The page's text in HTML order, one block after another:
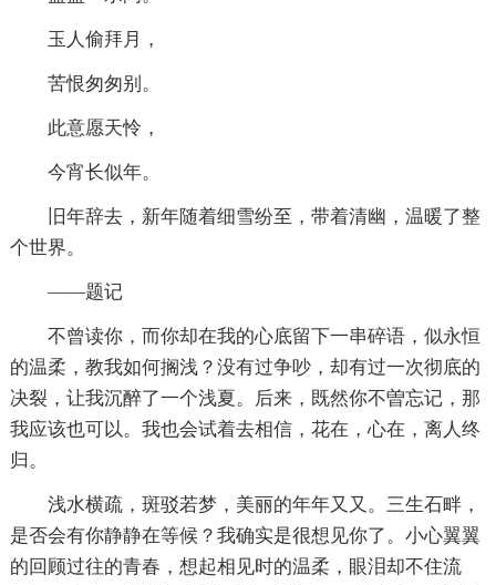
玉人偷拜月，
苦恨匆匆别。
此意愿天怜，
今宵长似年。
旧年辞去，新年随着细雪纷至，带着清幽，温暖了整
个世界。
——题记
不曾读你，而你却在我的心底留下一串碎语，似永恒
的温柔，教我如何搁浅？没有过争吵，却有过一次彻底的
决裂，让我沉醉了一个浅夏。后来，既然你不曽忘记，那
我应该也可以。我也会试着去相信，花在，心在，离人终
归。
浅水横疏，斑驳若梦，美丽的年年又又。三生石畔，
是否会有你静静在等候？我确实是很想见你了。小心翼翼
的回顾过往的青春，想起相见时的温柔，眼泪却不住流